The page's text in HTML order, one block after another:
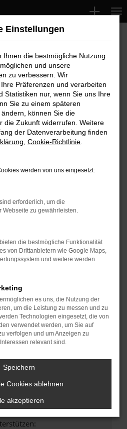
Error
aufgetreten.
die dir helfen können:
und deine
zum Beispiel deine
wie Werbeblocker,
bestimmter Seiten
die Seite in einem
neu.
helfen, vorübergehende
dein Browser und dein
dem neuesten Stand
birgt nicht nur ein
kann auch dazu
Funktionen nicht mehr
Webseitenbetreiber.
genannten Schritte versucht
bitte. Wir werden
zu beheben. Du kannst
um uns bei der
Einstellungen
Ihnen die bestmögliche Nutzung
und unsere
zu verbessern. Wir
Präferenzen und verarbeiten
Statistiken nur, wenn Sie uns Ihre
Sie zu einem späteren
können Sie die
die Zukunft widerrufen. Weitere
der Datenverarbeitung finden
Cookie-Richtlinie
werden von uns eingesetzt:
erforderlich, um die
Webseite zu gewährleisten.
die bestmögliche Funktionalität
von Drittanbietern wie Google Maps,
und weitere werden
es uns, die Nutzung der
um die Leistung zu messen und zu
Technologien eingesetzt, die von
verwendet werden, um Sie auf
verfolgen und um Anzeigen zu
relevant sind.
Speichern
Cookies ablehnen
akzeptieren